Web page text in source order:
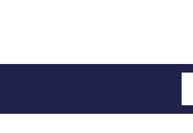
ADAPTATEUR PVDF 1/2 » –